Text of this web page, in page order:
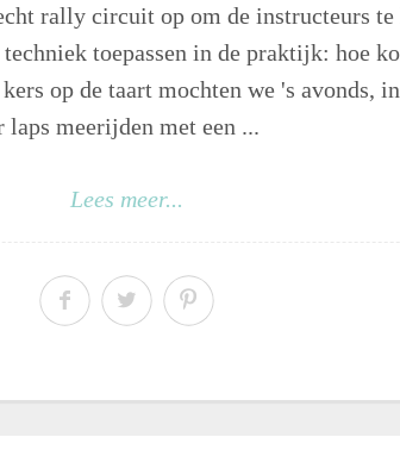
rally circuit op om de instructeurs te
toepassen in de praktijk: hoe
op de taart mochten we 's avonds,
laps meerijden met een ...
Lees meer...